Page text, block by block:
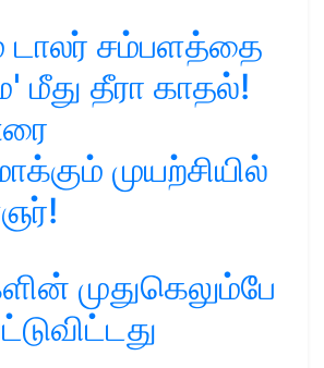
டாலர் சம்பளத்தை
மீது தீரா காதல்!
முயற்சியில்
முதுகெலும்பே